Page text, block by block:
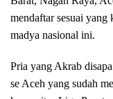
mendaftar sesuai
madya nasional ini.
Pria yang Akrab
se Aceh yang sudah